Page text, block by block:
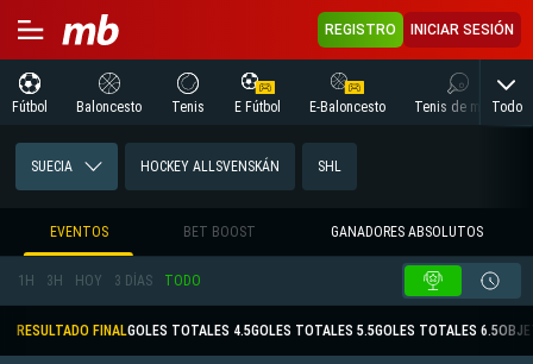
REGISTRO INICIAR SESIÓN
Fútbol Baloncesto Tenis E Fútbol E-Baloncesto Tenis de mesaTodo
SUECIA HOCKEY ALLSVENSKÁN SHL
EVENTOS BET BOOST GANADORES ABSOLUTOS
1H 3H HOY 3 DÍAS TODO
RESULTADO FINALGOLES TOTALES 4.5GOLES TOTALES 5.5GOLES TOTALES 6.5